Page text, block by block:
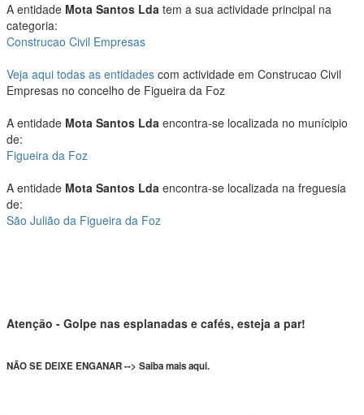
A entidade Mota Santos Lda tem a sua actividade principal na
categoria:
Construcao Civil Empresas
Veja aqui todas as entidades com actividade em Construcao Civil
Empresas no concelho de Figueira da Foz
A entidade Mota Santos Lda encontra-se localizada no munícipio
de:
Figueira da Foz
A entidade Mota Santos Lda encontra-se localizada na freguesia
de:
São Julião da Figueira da Foz
Atenção - Golpe nas esplanadas e cafés, esteja a par!
NÃO SE DEIXE ENGANAR --> Saiba mais aqui.